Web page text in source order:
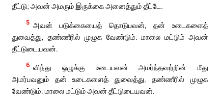
தீட்டு; அவன் அமரும் இருக்கை அனைத்தும் தீட்டே.
5 அவன் படுக்கையைத் தொடுபவன், தன் உடைகளைத்
துவைத்து, தண்ணீரில் முழுக வேண்டும். மாலை மட்டும் அவன்
தீட்டுடையவன்.
6 விந்து ஒழுக்கு உடையவன் அமர்ந்தவற்றின் மீது
அமர்பவனும் தன் உடைகளைத் துவைத்து, தண்ணீரில் முழுக
வேண்டும். மாலை மட்டும் அவன் தீட்டுடையவன்.